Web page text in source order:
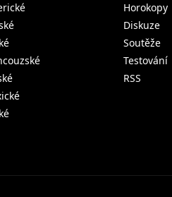
Horokopy
Diskuze
Soutěže
Testování
RSS